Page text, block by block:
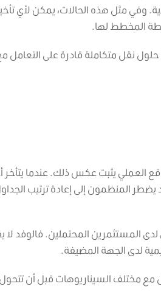
وفي مثل هذه الحالات، يمكن لأي
المخطط لها.
نقل متكاملة قادرة على التعامل
العملي يثبت عكس ذلك. عندما يتأخر
المنظمون إلى إعادة ترتيب
لدى المستثمرين المحتملين. فالوفد لا
لدى الجهة المضيفة.
مختلف السيناريوهات قبل أن